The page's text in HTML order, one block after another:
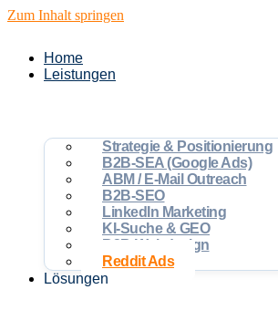
Zum Inhalt springen
Home
Leistungen
Strategie & Positionierung
B2B-SEA (Google Ads)
ABM / E-Mail Outreach
B2B-SEO
LinkedIn Marketing
KI-Suche & GEO
B2B-Webdesign
Reddit Ads
Lösungen